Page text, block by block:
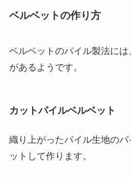
ベルベットの作り方
ベルベットのパイル製法に
があるようです。
カットパイルベルベット
織り上がったパイル生地の
ットして作ります。